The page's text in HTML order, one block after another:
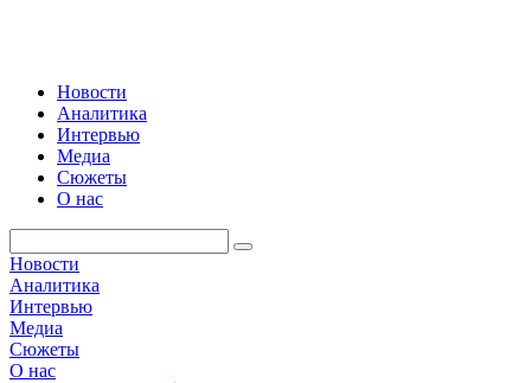
Новости
Аналитика
Интервью
Медиа
Сюжеты
О нас
Новости
Аналитика
Интервью
Медиа
Сюжеты
О нас